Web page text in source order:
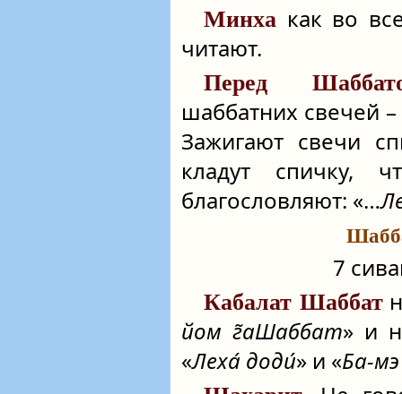
Минха как во
читают.
Перед
шаббатних свечей
Зажигают свечи
кладут спичку,
благословляют: «…
7
Кабалат Шаббат
йом г̃аШаббат» и
«Леха́ доди́» и «Ба-